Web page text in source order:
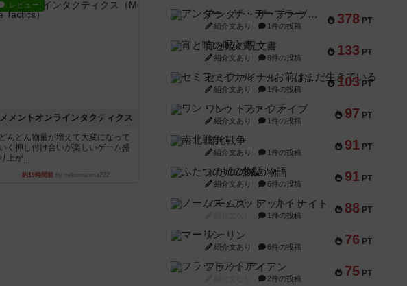
レビュー
メメントオンラインタクティクス
どんどん物量が増えて大変になって
いく押し付け合いが楽しいゲーム盛
り上が...
約19時間前 by nekomanma222
378 PT
アンダー・ザ・テーブラー
紹介文あり 1件の投稿
133 PT
宵と暁の呪文書
紹介文あり 8件の投稿
103 PT
セミファイナル ～お前はまだ生きている～
紹介文あり 1件の投稿
97 PT
ワン・トゥ・ファイブ
紹介文あり 1件の投稿
91 PT
南北戦争
紹介文あり 1件の投稿
91 PT
ふたつの城の物語
紹介文あり 6件の投稿
88 PT
ノームズ・アット・ナイト
1件の投稿
76 PT
マーリン
紹介文あり 6件の投稿
75 PT
フラットアイアン
2件の投稿